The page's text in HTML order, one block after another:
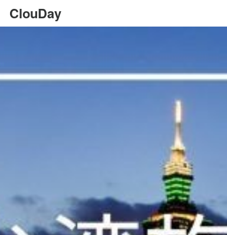
ClouDay